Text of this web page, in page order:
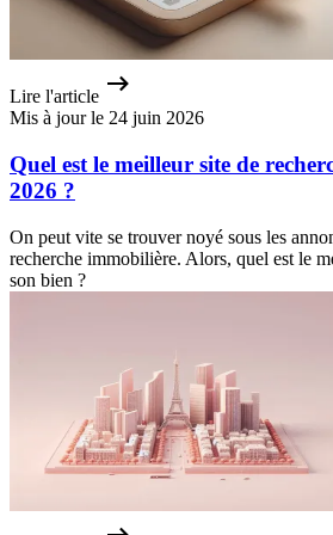
Lire l'article
Mis à jour le 24 juin 2026
Quel est le meilleur site de
2026 ?
On peut vite se trouver noyé sous les
recherche immobilière. Alors, quel est le
son bien ?